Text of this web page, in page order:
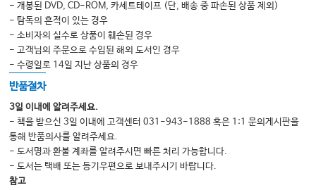
- 개봉된 DVD, CD-ROM, 카세트테이프 (단, 배송 중 파손된 상품 제외)
- 탐독의 흔적이 있는 경우
- 소비자의 실수로 상품이 훼손된 경우
- 고객님의 주문으로 수입된 해외 도서인 경우
- 수령일로 14일 지난 상품의 경우
반품절차
3일 이내에 알려주세요.
- 책을 받으신 3일 이내에 고객센터 031-943-1888 혹은 1:1 문의게시판을
통해 반품의사를 알려주세요.
- 도서명과 환불 계좌를 알려주시면 빠른 처리 가능합니다.
- 도서는 택배 또는 등기우편으로 보내주시기 바랍니다.
참고